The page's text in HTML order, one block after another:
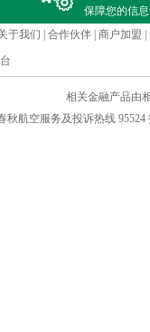
保障您的信
于我们
合作伙伴 商户加盟
相关金融产品由
航空服务及投诉热线